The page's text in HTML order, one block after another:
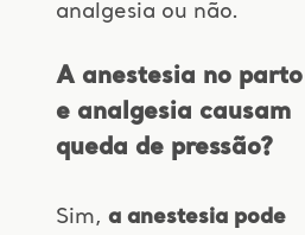
analgesia ou não.
A anestesia no parto
e analgesia causam
queda de pressão?
Sim, a anestesia pode